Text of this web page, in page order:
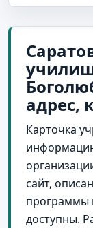
адрес,
Карточка
сайт,
программы
доступны.